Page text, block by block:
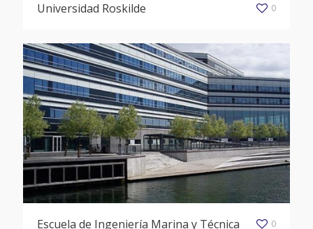
Universidad Roskilde 0
Escuela de Ingeniería Marina y Técnica
0